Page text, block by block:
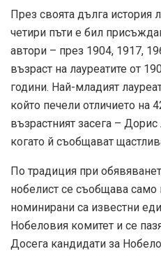
През своята дълга история
четири пъти е бил
автори – през 1904, 1917,
възраст на лауреатите от
години. Най-младият
който печели отличието на
възрастният засега –
когато й съобщават
По традиция при
нобелист се съобщава само
номинирани са известни
Нобеловия комитет и се
Досега кандидати за